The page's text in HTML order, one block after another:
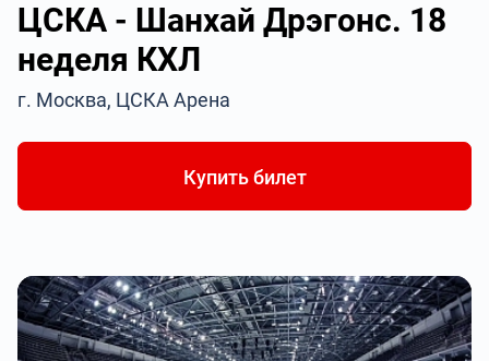
ЦСКА - Шанхай Дрэгонс. 18
неделя КХЛ
г. Москва, ЦСКА Арена
Купить билет